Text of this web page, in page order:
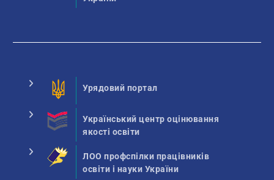
Урядовий портал
Український центр оцінювання
якості освіти
ЛОО профспілки працівників
освіти і науки України